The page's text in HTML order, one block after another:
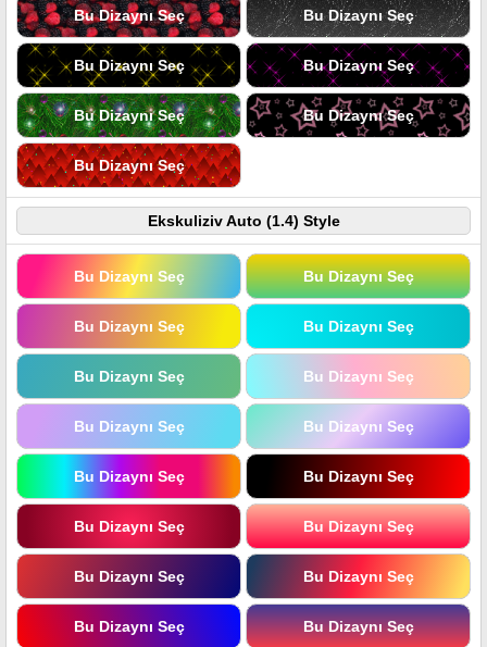
Bu Dizaynı Seç Bu Dizaynı Seç
Bu Dizaynı Seç Bu Dizaynı Seç
Bu Dizaynı Seç Bu Dizaynı Seç
Bu Dizaynı Seç
Ekskuliziv Auto (1.4) Style
Bu Dizaynı Seç Bu Dizaynı Seç
Bu Dizaynı Seç Bu Dizaynı Seç
Bu Dizaynı Seç Bu Dizaynı Seç
Bu Dizaynı Seç Bu Dizaynı Seç
Bu Dizaynı Seç Bu Dizaynı Seç
Bu Dizaynı Seç Bu Dizaynı Seç
Bu Dizaynı Seç Bu Dizaynı Seç
Bu Dizaynı Seç Bu Dizaynı Seç